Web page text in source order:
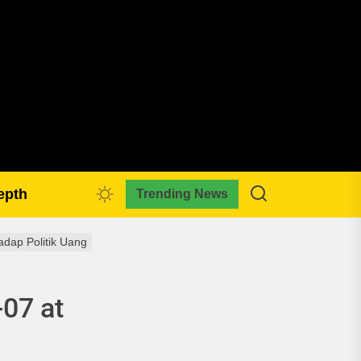
Trending News
Politik Uang
at